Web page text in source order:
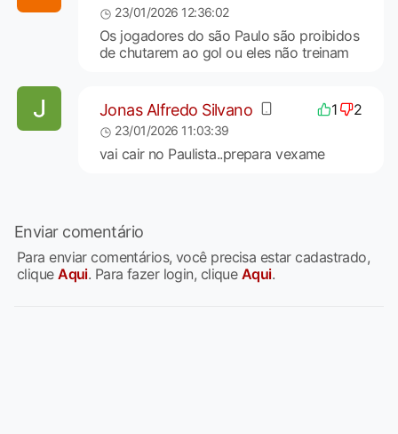
23/01/2026 12:36:02
Os jogadores do são Paulo são proibidos
de chutarem ao gol ou eles não treinam
Jonas Alfredo Silvano 1 2
23/01/2026 11:03:39
vai cair no Paulista..prepara vexame
Enviar comentário
Para enviar comentários, você precisa estar cadastrado,
cliqueAqui. Para fazer login, clique Aqui.